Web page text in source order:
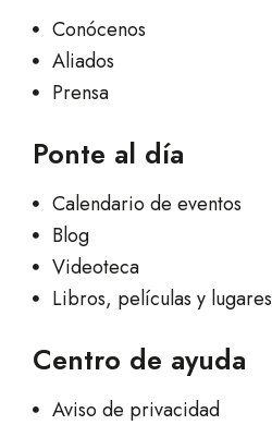
Conócenos
Aliados
Prensa
Ponte al día
Calendario de eventos
Blog
Videoteca
Libros, películas y lugares
Centro de ayuda
Aviso de privacidad